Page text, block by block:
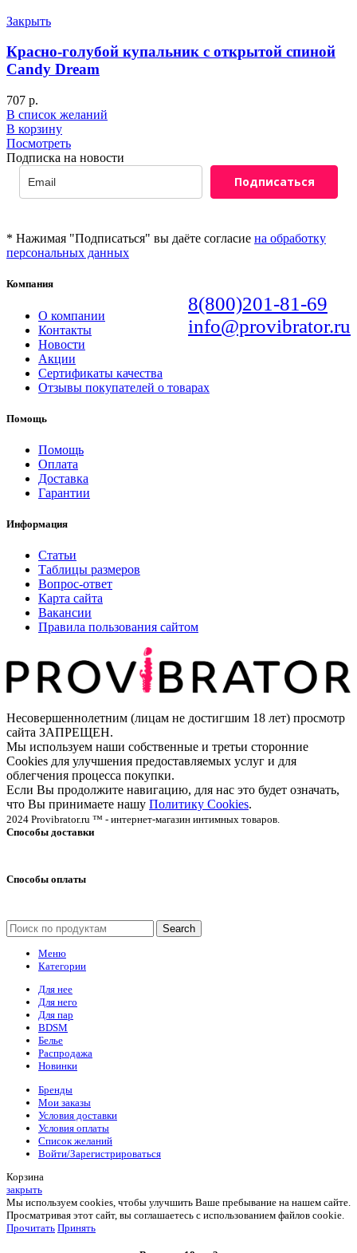
Закрыть
Красно-голубой купальник с открытой спиной
Candy Dream
707 р.
В список желаний
В корзину
Посмотреть
Подписка на новости
Подписаться
* Нажимая "Подписаться" вы даёте согласие на обработку
персональных данных
8(800)201-81-69
info@provibrator.ru
Компания
О компании
Контакты
Новости
Акции
Сертификаты качества
Отзывы покупателей о товарах
Помощь
Помощь
Оплата
Доставка
Гарантии
Информация
Статьи
Таблицы размеров
Вопрос-ответ
Карта сайта
Вакансии
Правила пользования сайтом
Несовершеннолетним (лицам не достигшим 18 лет) просмотр
сайта ЗАПРЕЩЕН.
Мы используем наши собственные и третьи сторонние
Cookies для улучшения предоставляемых услуг и для
облегчения процесса покупки.
Если Вы продолжите навигацию, для нас это будет означать,
что Вы принимаете нашу Политику Cookies.
2024 Provibrator.ru ™ - интернет-магазин интимных товаров.
Способы доставки
Способы оплаты
Search
Меню
Категории
Для нее
Для него
Для пар
BDSM
Белье
Распродажа
Новинки
Бренды
Мои заказы
Условия доставки
Условия оплаты
Список желаний
Войти/Зарегистрироваться
Корзина
закрыть
Мы используем cookies, чтобы улучшить Ваше пребывание на нашем сайте.
Просматривая этот сайт, вы соглашаетесь с использованием файлов cookie.
Прочитать Принять